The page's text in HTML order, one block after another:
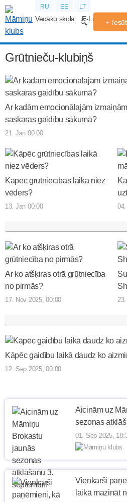
RU EE LT
Vecāku skola E-Lekcijas
Grūtnieču-klubiņš
Ar kadām emocionālajām
saskaras gaidību sākumā?
21. Jan 00:00
Kāpēc grūtniecības laikā niez
vēders?
13. Jan 00:00
Ar ko atšķiras otrā grūtniecība
no pirmās?
17. Nov 2025, 00:00
Kāpēc gaidību laikā daudz ko
12. Sep 2025, 00:00
Aicinām uz
sezonas
01. Sep 2025,
Vienkārši
laikā mazināt